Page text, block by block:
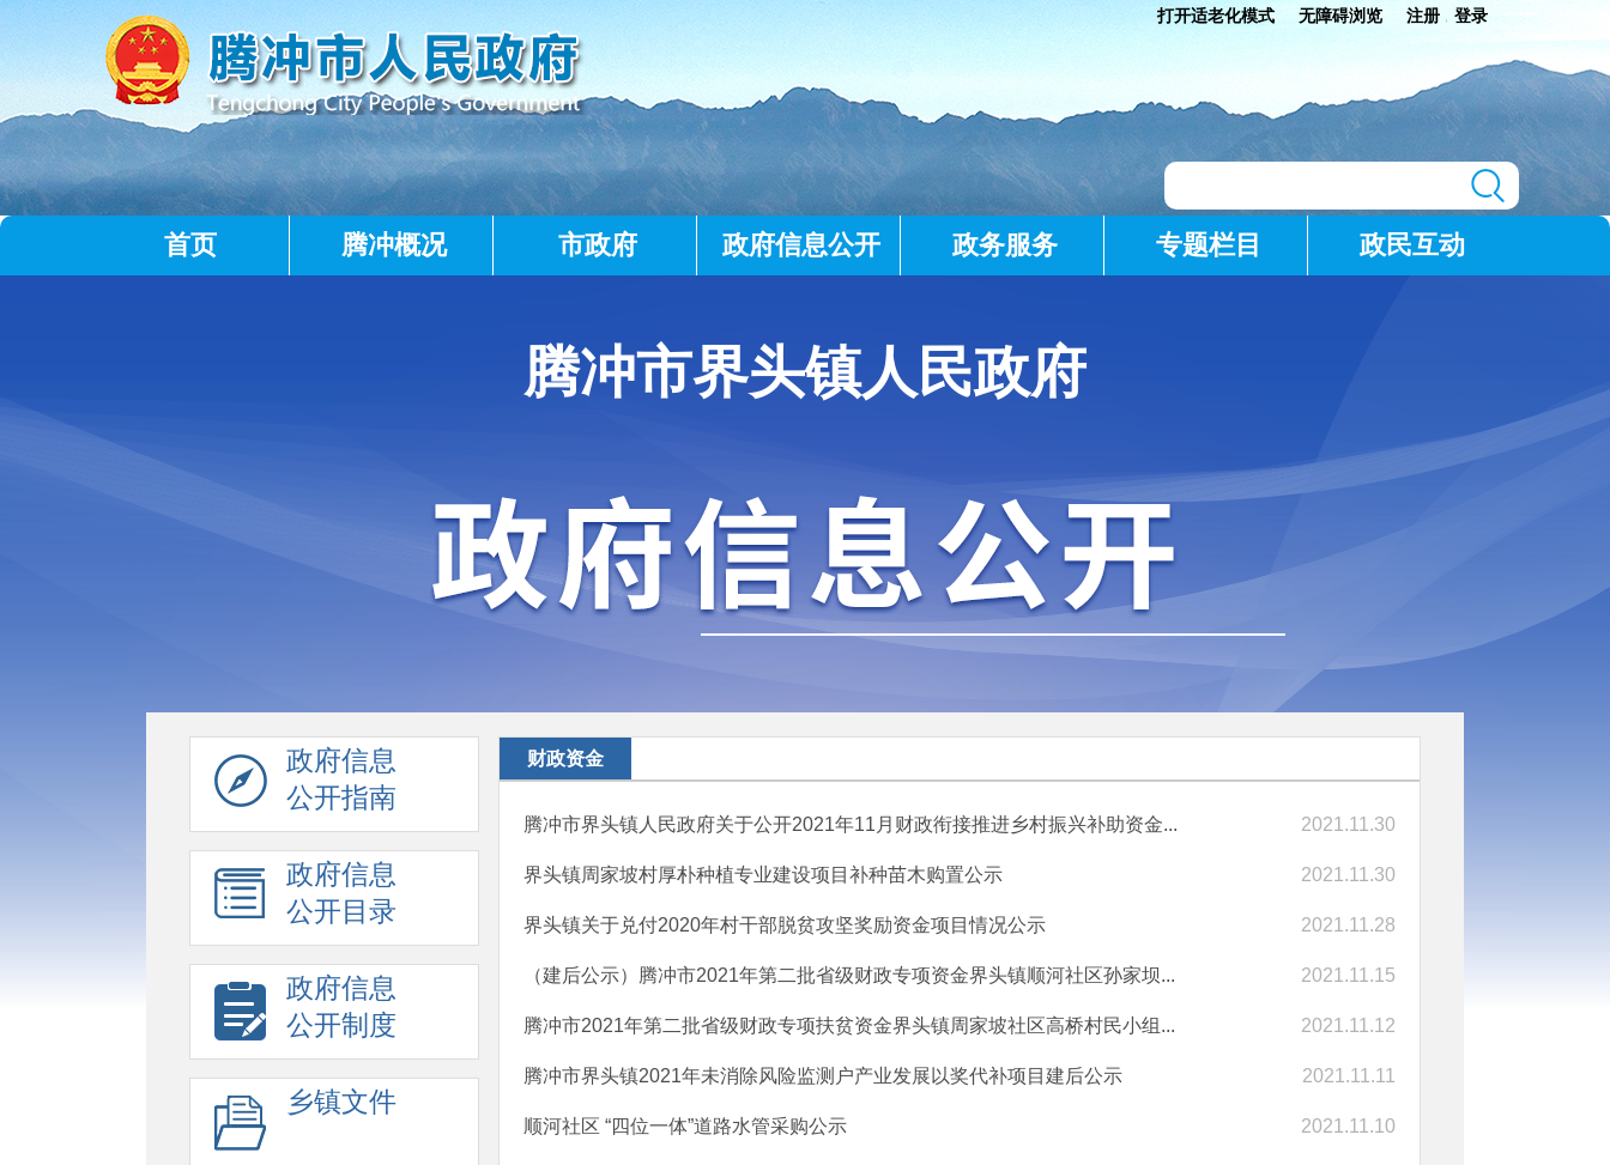
打开适老化模式 无障碍浏览 注册 登录
首页 腾冲概况 市政府 政府信息公开 政务服务 专题栏目 政民互动
腾冲市界头镇人民政府
政府信息
公开指南
政府信息
公开目录
政府信息
公开制度
乡镇文件
财政资金
腾冲市界头镇人民政府关于公开2021年11月财政衔接推进乡村振兴补助资金... 2021.11.30
界头镇周家坡村厚朴种植专业建设项目补种苗木购置公示 2021.11.30
界头镇关于兑付2020年村干部脱贫攻坚奖励资金项目情况公示 2021.11.28
（建后公示）腾冲市2021年第二批省级财政专项资金界头镇顺河社区孙家坝... 2021.11.15
腾冲市2021年第二批省级财政专项扶贫资金界头镇周家坡社区高桥村民小组... 2021.11.12
腾冲市界头镇2021年未消除风险监测户产业发展以奖代补项目建后公示 2021.11.11
顺河社区 “四位一体”道路水管采购公示 2021.11.10